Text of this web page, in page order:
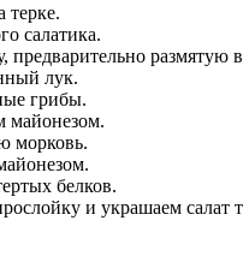
терке.
салатика.
размятую
лук.
грибы.
майонезом.
морковь.
белков.
и украшаем салат